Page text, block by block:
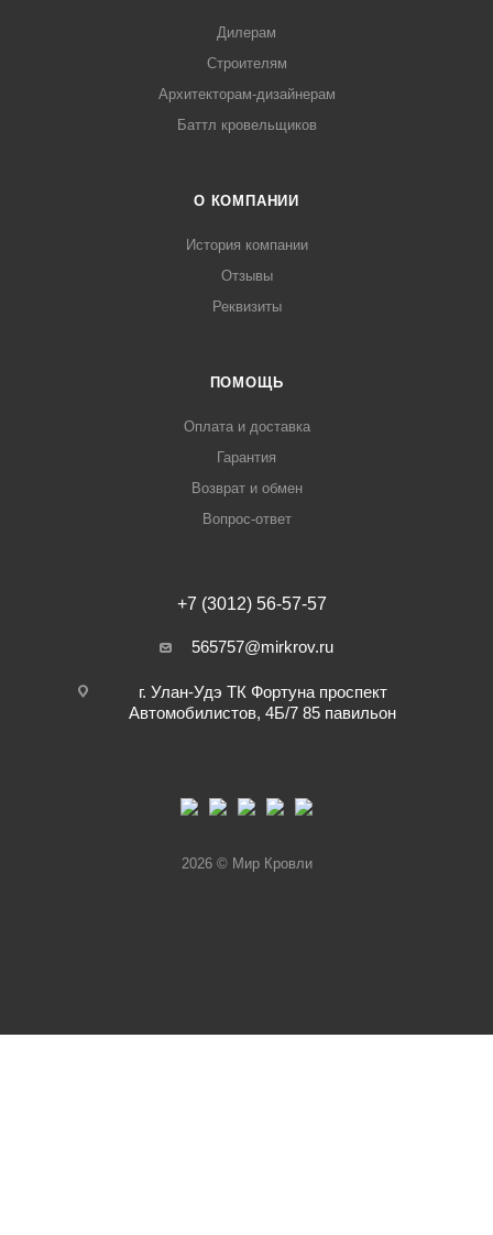
Дилерам
Строителям
Архитекторам-дизайнерам
Баттл кровельщиков
О КОМПАНИИ
История компании
Отзывы
Реквизиты
ПОМОЩЬ
Оплата и доставка
Гарантия
Возврат и обмен
Вопрос-ответ
+7 (3012) 56-57-57
565757@mirkrov.ru
г. Улан-Удэ ​ТК Фортуна​ проспект
Автомобилистов, 4Б/7 ​85 павильон
2026 © Мир Кровли